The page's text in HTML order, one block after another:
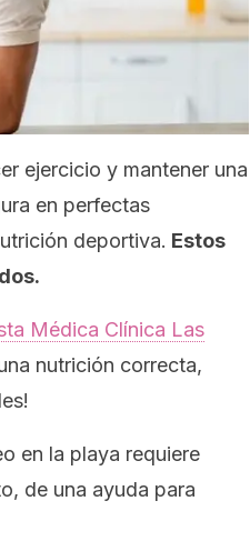
ejercicio y mantener una
en perfectas
deportiva. Estos
Médica Clínica Las
nutrición correcta,
en la playa requiere
de una ayuda para